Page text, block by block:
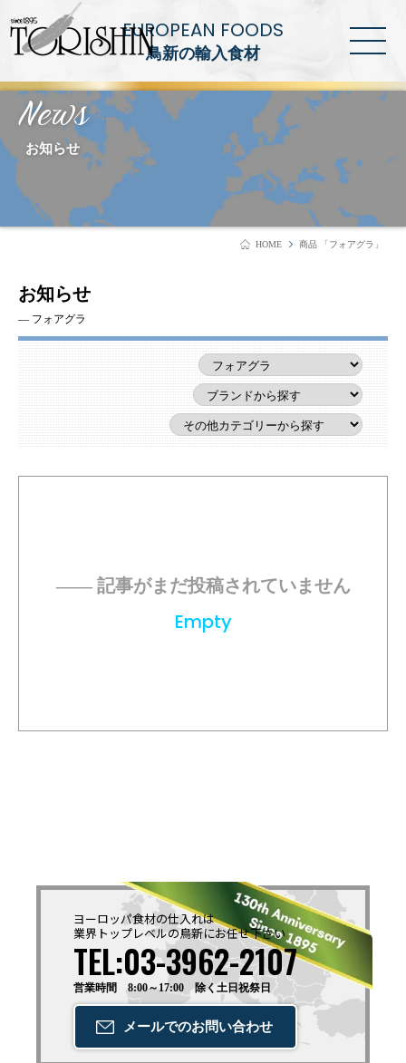
EUROPEAN FOODS
鳥新の輸入食材
News
お知らせ
HOME 商品 「フォアグラ」
お知らせ
― フォアグラ
―― 記事がまだ投稿されていません
Empty
ヨーロッパ食材の仕入れは
業界トップレベルの鳥新にお任せ下さい
TEL:03-3962-2107
営業時間 8:00～17:00 除く土日祝祭日
メールでのお問い合わせ